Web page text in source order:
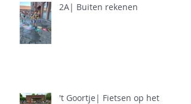
2A| Buiten rekenen
't Goortje| Fietsen op het